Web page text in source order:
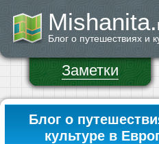
Mishanita.
Блог о путешествиях и
Заметки
Блог о
культуре в